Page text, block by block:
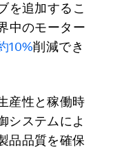
を追加するこ
中のモーター
10%削減でき
産性と稼働時
システムによ
品品質を確保